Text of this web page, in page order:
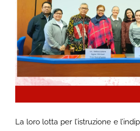
La loro lotta per l’istruzione e